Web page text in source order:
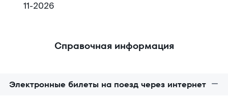
11-2026
Справочная информация
Электронные билеты на поезд через интернет